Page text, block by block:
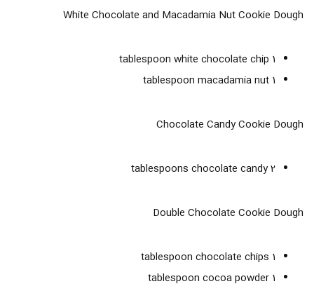
White Chocolate and Macadamia Nut Cookie Dough
1 tablespoon white chocolate chip
1 tablespoon macadamia nut
Chocolate Candy Cookie Dough
2 tablespoons chocolate candy
Double Chocolate Cookie Dough
1 tablespoon chocolate chips
1 tablespoon cocoa powder